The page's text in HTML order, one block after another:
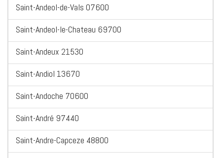
Saint-Andeol-de-Vals 07600
Saint-Andeol-le-Chateau 69700
Saint-Andeux 21530
Saint-Andiol 13670
Saint-Andoche 70600
Saint-André 97440
Saint-Andre-Capceze 48800